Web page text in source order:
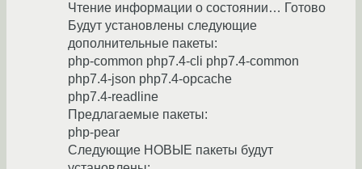
Чтение информации о состоянии… Готово
Будут установлены следующие
дополнительные пакеты:
php-common php7.4-cli php7.4-common
php7.4-json php7.4-opcache
php7.4-readline
Предлагаемые пакеты:
php-pear
Следующие НОВЫЕ пакеты будут